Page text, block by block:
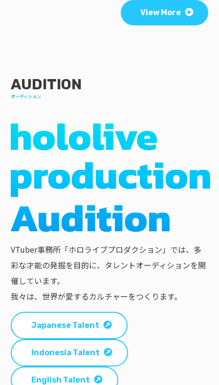
View More
AUDITION
オーディション
VTuber事務所「ホロライブプロダクション」では、多
彩な才能の発掘を目的に、タレントオーディションを開
催しています。
我々は、世界が愛するカルチャーをつくります。
Japanese Talent
Indonesia Talent
English Talent